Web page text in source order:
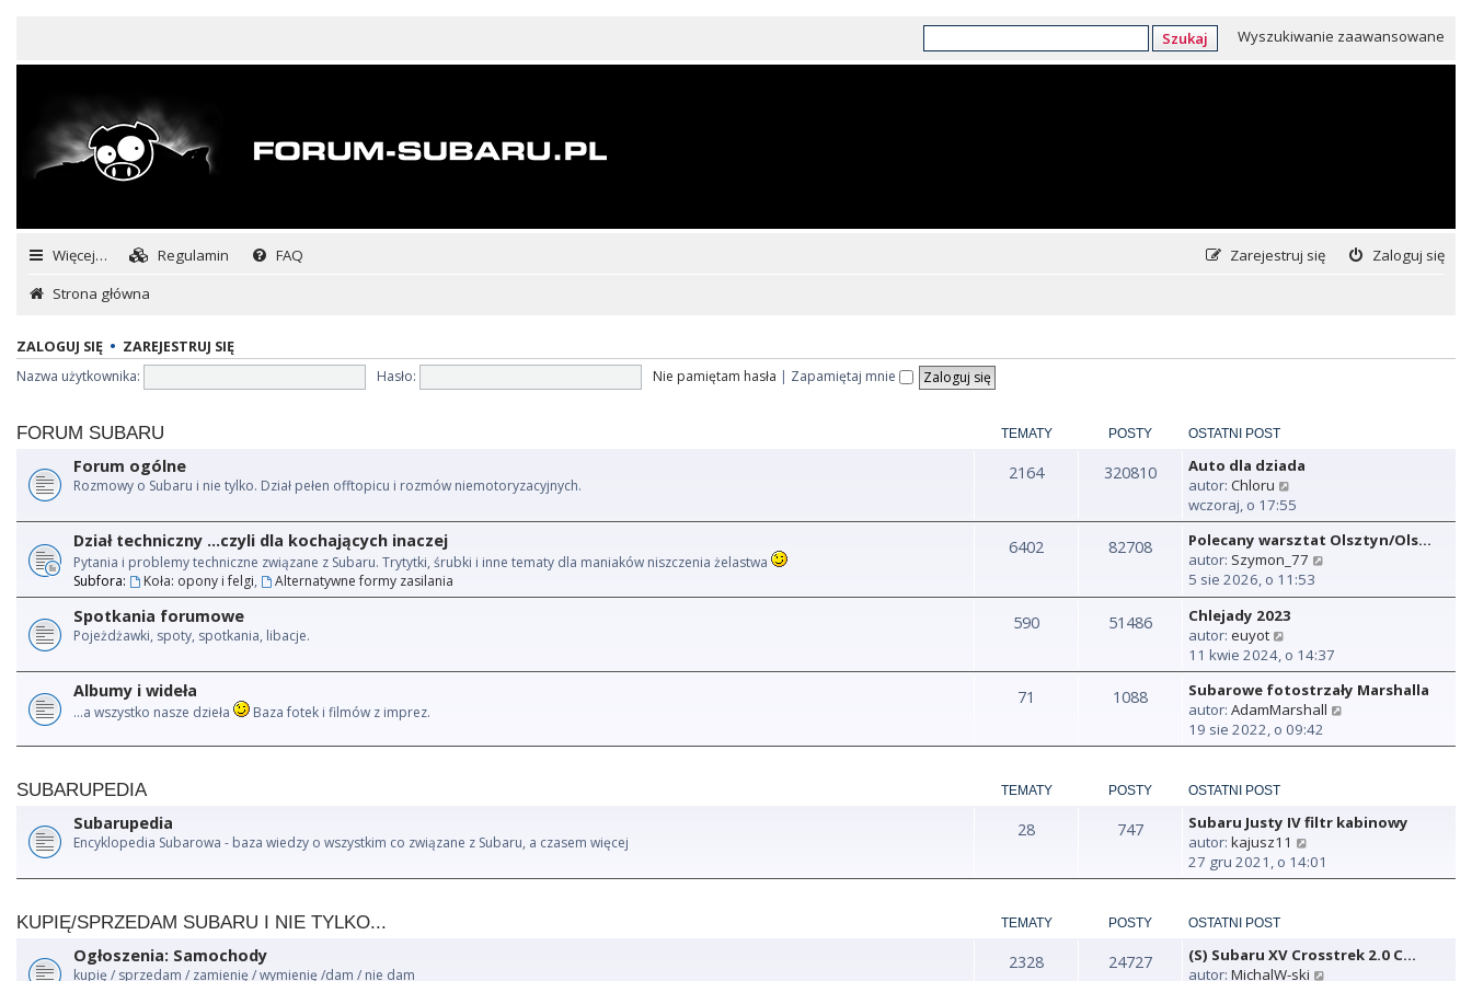
Szukaj Wyszukiwanie zaawansowane
Więcej… Regulamin FAQ Zaloguj się
Zarejestruj się
Strona główna
ZALOGUJ SIĘ • ZAREJESTRUJ SIĘ
Nazwa użytkownika:
Hasło: Nie pamiętam hasła | Zapamiętaj mnie
FORUM SUBARU TEMATY POSTY OSTATNI POST
Forum ogólne
Rozmowy o Subaru i nie tylko. Dział pełen offtopicu i rozmów niemotoryzacyjnych.
2164 320810
Auto dla dziada
autor: Chloru
y
ś
w
i
e
t
a
n
o
w
p
o
s
t
wczoraj, o 17:55
Dział techniczny ...czyli dla kochających inaczej
Pytania i problemy techniczne związane z Subaru. Trytytki, śrubki i inne tematy dla maniaków niszczenia żelastwa
Subfora:
Koła: opony i felgi, Alternatywne formy zasilania
6402 82708
Polecany warsztat Olsztyn/Ols…
autor: Szymon_77
ś
e
t
l
n
s
y
t
5 sie 2026, o 11:53
Spotkania forumowe
Pojeżdżawki, spoty, spotkania, libacje.
590 51486
Chlejady 2023
autor: euyot
y
ś
w
i
e
t
j
n
o
y
p
11 kwie 2024, o 14:37
Albumy i wideła
...a wszystko nasze dzieła Baza fotek i filmów z imprez.
71 1088
Subarowe fotostrzały Marshalla
autor: AdamMarshall
ś
t
a
w
19 sie 2022, o 09:42
SUBARUPEDIA TEMATY POSTY OSTATNI POST
Subarupedia
Encyklopedia Subarowa - baza wiedzy o wszystkim co związane z Subaru, a czasem więcej
28 747
Subaru Justy IV filtr kabinowy
autor: kajusz11
y
ś
t
27 gru 2021, o 14:01
KUPIĘ/SPRZEDAM SUBARU I NIE TYLKO... TEMATY POSTY OSTATNI POST
Ogłoszenia: Samochody
kupię / sprzedam / zamienię / wymienię /dam / nie dam
2328 24727
(S) Subaru XV Crosstrek 2.0 C…
autor: MichalW-ski